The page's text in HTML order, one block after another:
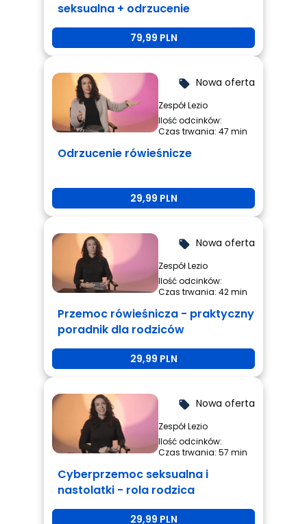
seksualna + odrzucenie
rówieśnicze + przemoc
79,99 PLN
local_offer Nowa oferta
Zespół Lezio
Ilość odcinków:
Czas trwania: 47 min
Odrzucenie rówieśnicze
29,99 PLN
local_offer Nowa oferta
Zespół Lezio
Ilość odcinków:
Czas trwania: 42 min
Przemoc rówieśnicza - praktyczny
poradnik dla rodziców
29,99 PLN
local_offer Nowa oferta
Zespół Lezio
Ilość odcinków:
Czas trwania: 57 min
Cyberprzemoc seksualna i
nastolatki - rola rodzica
29,99 PLN